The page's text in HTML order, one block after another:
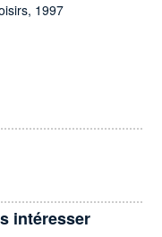
1997
intéresser